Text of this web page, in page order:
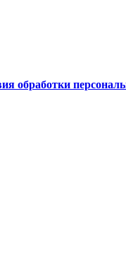
обработки